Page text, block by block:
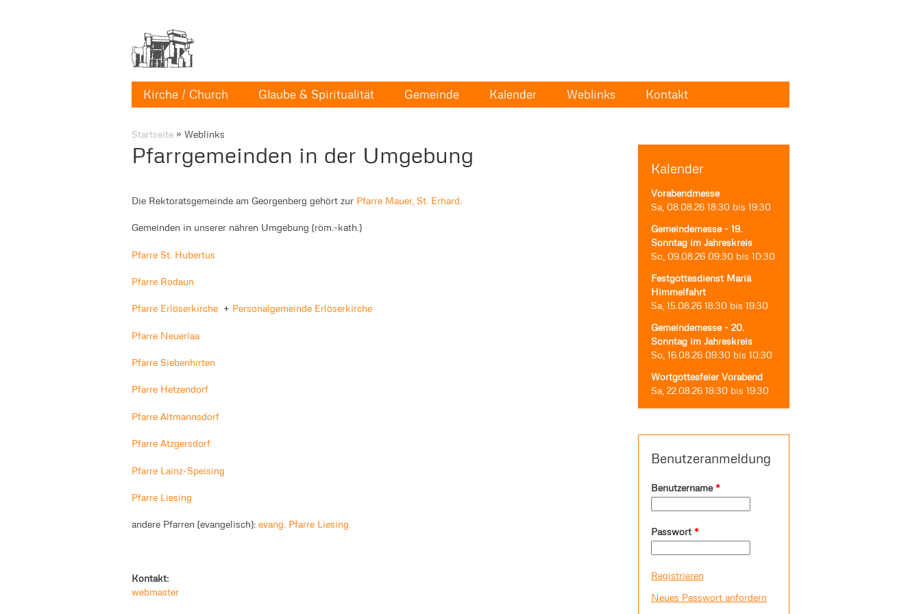
Kirche / Church Glaube & Spiritualität Gemeinde Kalender Weblinks Kontakt
Startseite » Weblinks
Kalender
Vorabendmesse
Sa, 08.08.26 18:30 bis 19:30
Gemeindemesse - 19.
Sonntag im Jahreskreis
So, 09.08.26 09:30 bis 10:30
Festgottesdienst Mariä
Himmelfahrt
Sa, 15.08.26 18:30 bis 19:30
Gemeindemesse - 20.
Sonntag im Jahreskreis
So, 16.08.26 09:30 bis 10:30
Wortgottesfeier Vorabend
Sa, 22.08.26 18:30 bis 19:30
Benutzeranmeldung
Benutzername *
Passwort *
Registrieren
Neues Passwort anfordern
Pfarrgemeinden in der Umgebung
Die Rektoratsgemeinde am Georgenberg gehört zur Pfarre Mauer, St. Erhard
Gemeinden in unserer nähren Umgebung (röm.-kath.)
Pfarre St. Hubertus
Pfarre Rodaun
Pfarre Erlöserkirche + Personalgemeinde Erlöserkirche
Pfarre Neuerlaa
Pfarre Siebenhirten
Pfarre Hetzendorf
Pfarre Altmannsdorf
Pfarre Atzgersdorf
Pfarre Lainz-Speising
Pfarre Liesing
andere Pfarren (evangelisch): evang. Pfarre Liesing
Kontakt:
webmaster